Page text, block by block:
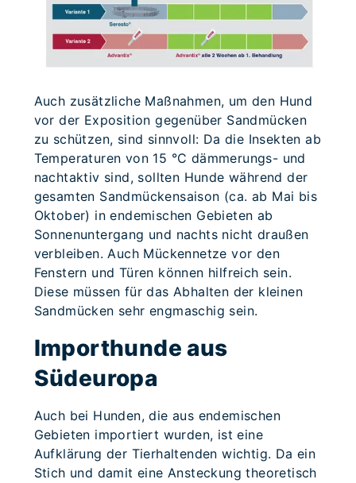
Auch zusätzliche Maßnahmen, um den Hund
vor der Exposition gegenüber Sandmücken
zu schützen, sind sinnvoll: Da die Insekten ab
Temperaturen von 15 °C dämmerungs- und
nachtaktiv sind, sollten Hunde während der
gesamten Sandmückensaison (ca. ab Mai bis
Oktober) in endemischen Gebieten ab
Sonnenuntergang und nachts nicht draußen
verbleiben. Auch Mückennetze vor den
Fenstern und Türen können hilfreich sein.
Diese müssen für das Abhalten der kleinen
Sandmücken sehr engmaschig sein.
Importhunde aus
Südeuropa
Auch bei Hunden, die aus endemischen
Gebieten importiert wurden, ist eine
Aufklärung der Tierhaltenden wichtig. Da ein
Stich und damit eine Ansteckung theoretisch